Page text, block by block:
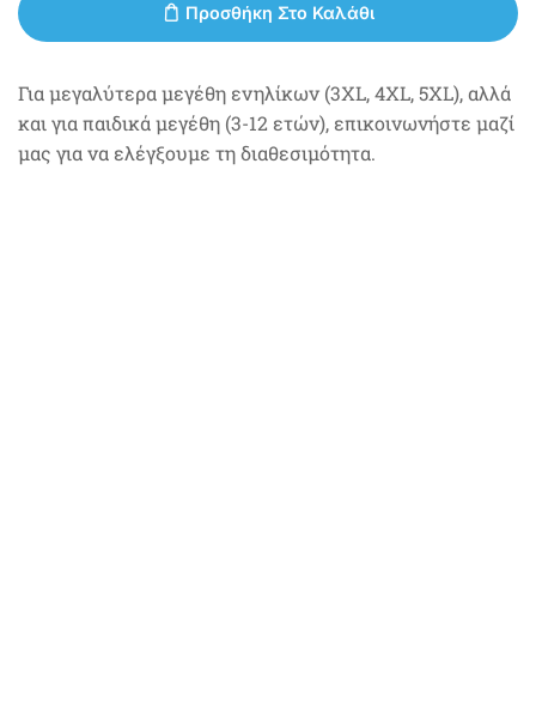
Προσθήκη Στο Καλάθι
Για μεγαλύτερα μεγέθη ενηλίκων (3XL, 4XL, 5XL), αλλά
και για παιδικά μεγέθη (3-12 ετών), επικοινωνήστε μαζί
μας για να ελέγξουμε τη διαθεσιμότητα.